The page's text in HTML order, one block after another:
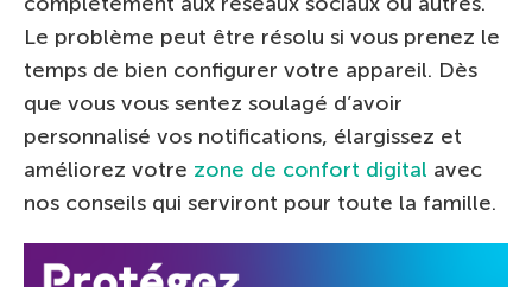
Le problème peut être résolu si vous prenez le
temps de bien configurer votre appareil. Dès
que vous vous sentez soulagé d’avoir
personnalisé vos notifications, élargissez et
améliorez votre zone de confort digital avec
nos conseils qui serviront pour toute la famille.